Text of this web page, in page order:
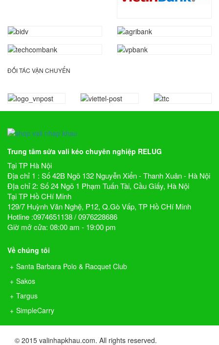
ĐỐI TÁC VẬN CHUYỂN
Trung tâm sửa vali kéo chuyên nghiệp RELUG
Tại TP Hà Nội
Địa chỉ 1 : Số 42B Ngõ 132 Nguyễn Xiển - Thanh Xuân - Hà Nội
ĐỊa chỉ 2: Số 24 Ngõ 1 Phạm Tuấn Tài, Cầu Giấy, Hà Nội
Tại TP Hồ CHí Minh
129/7 Huỳnh Văn Nghệ, P12, Q.Gò Vấp, TP Hồ CHí Minh
Hotline :0974651138 / 0976228686
Giờ mở cửa: 08:00 am - 19:00 pm
Về chúng tôi
Santa Barbara Polo & Racquet Club
Sakos
Targus
SimpleCarry
© 2015 valinhapkhau.com. All rights reserved.